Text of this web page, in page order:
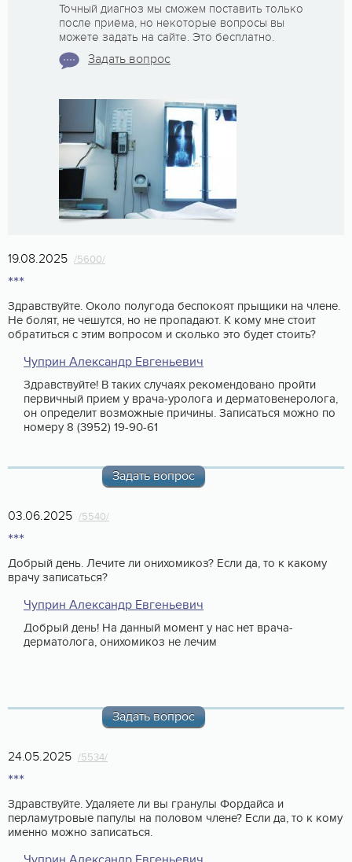
Точный диагноз мы сможем поставить только
после приёма, но некоторые вопросы вы
можете задать на сайте. Это бесплатно.
Задать вопрос
19.08.2025 /5600/
***
Здравствуйте. Около полугода беспокоят прыщики на члене.
Не болят, не чешутся, но не пропадают. К кому мне стоит
обратиться с этим вопросом и сколько это будет стоить?
Задать вопрос
Чуприн Александр Евгеньевич
Здравствуйте! В таких случаях рекомендовано пройти
первичный прием у врача-уролога и дерматовенеролога,
он определит возможные причины. Записаться можно по
номеру 8 (3952) 19-90-61
03.06.2025 /5540/
***
Добрый день. Лечите ли онихомикоз? Если да, то к какому
врачу записаться?
Задать вопрос
Чуприн Александр Евгеньевич
Добрый день! На данный момент у нас нет врача-
дерматолога, онихомикоз не лечим
24.05.2025 /5534/
***
Здравствуйте. Удаляете ли вы гранулы Фордайса и
перламутровые папулы на половом члене? Если да, то к кому
именно можно записаться.